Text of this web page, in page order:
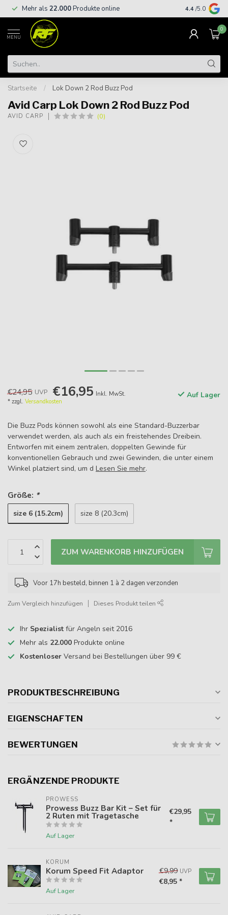
Mehr als 22.000Produkte online Kostenloser
€
4.4 /5.0
MENU
0
Startseite / Lok Down 2 Rod Buzz Pod
Avid Carp Lok Down 2 Rod Buzz Pod
AVID CARP (0)
€24,95 UVP €16,95 Inkl. MwSt.
* zzgl. Versandkosten
Auf Lager
Die Buzz Pods können sowohl als eine Standard-Buzzerbar
verwendet werden, als auch als ein freistehendes Dreibein.
Entworfen mit einem zentralen, doppelten Gewinde für
konventionellen Gebrauch und zwei Gewinden, die unter einem
Winkel platziert sind, um d Lesen Sie mehr.
Größe: *
size 6 (15.2cm) size 8 (20.3cm)
ZUM WARENKORB HINZUFÜGEN
Voor 17h besteld, binnen 1 à 2 dagen verzonden
Zum Vergleich hinzufügen Dieses Produkt teilen
Ihr Spezialist für Angeln seit 2016
Mehr als 22.000 Produkte online
Kostenloser Versand bei Bestellungen über 99 €
PRODUKTBESCHREIBUNG
EIGENSCHAFTEN
BEWERTUNGEN
ERGÄNZENDE PRODUKTE
PROWESS
Prowess Buzz Bar Kit – Set für
2 Ruten mit Tragetasche
Auf Lager
€29,95
*
KORUM
Korum Speed Fit Adaptor
Auf Lager
€9,99 UVP
€8,95 *